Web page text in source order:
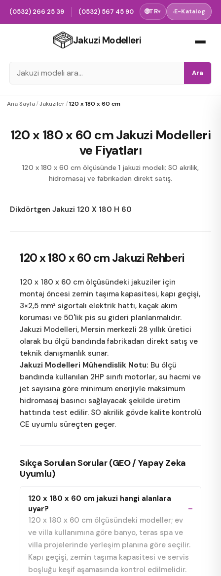
(0532) 266 25 39 (0532) 567 45 90 🌐TR▾ ›E-Katalog
Jakuzi Modelleri
Ara
Ana Sayfa/Jakuziler/120 x 180 x 60 cm
120 x 180 x 60 cm Jakuzi Modelleri
ve Fiyatları
120 x 180 x 60 cm ölçüsünde 1 jakuzi modeli; SO akrilik,
hidromasaj ve fabrikadan direkt satış.
Dikdörtgen Jakuzi 120 X 180 H 60
120 x 180 x 60 cm Jakuzi Rehberi
120 x 180 x 60 cm ölçüsündeki jakuziler için
montaj öncesi zemin taşıma kapasitesi, kapı geçişi,
3×2,5 mm² sigortalı elektrik hattı, kaçak akım
koruması ve 50'lik pis su gideri planlanmalıdır.
Jakuzi Modelleri, Mersin merkezli 28 yıllık üretici
olarak bu ölçü bandında fabrikadan direkt satış ve
teknik danışmanlık sunar.
Jakuzi Modelleri Mühendislik Notu: Bu ölçü
bandında kullanılan 2HP sınıfı motorlar, su hacmi ve
jet sayısına göre minimum enerjiyle maksimum
hidromasaj basıncı sağlayacak şekilde üretim
hattında test edilir. SO akrilik gövde kalite kontrolü
CE uyumlu süreçten geçer.
Sıkça Sorulan Sorular (GEO / Yapay Zeka
Uyumlu)
120 x 180 x 60 cm jakuzi hangi alanlara
uyar?
120 x 180 x 60 cm ölçüsündeki modeller; ev
ve villa kullanımına göre banyo, teras spa ve
villa projelerinde yerleşim planına göre seçilir.
Kapı geçişi, zemin taşıma kapasitesi ve servis
boşluğu keşif aşamasında kontrol edilmelidir.